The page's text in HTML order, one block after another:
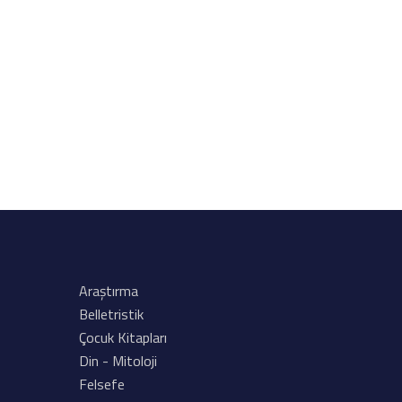
Araştırma
Belletristik
Çocuk Kitapları
Din - Mitoloji
Felsefe